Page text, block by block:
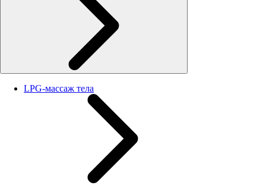
LPG-массаж тела